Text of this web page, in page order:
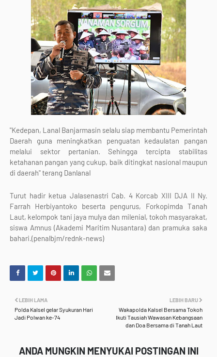
"Kedepan, Lanal Banjarmasin selalu siap membantu Pemerintah
Daerah guna meningkatkan penguatan kedaulatan pangan
melalui sektor pertanian. Sehingga tercipta stabilitas
ketahanan pangan yang cukup, baik ditingkat nasional maupun
di daerah" terang Danlanal
Turut hadir ketua Jalasenastri Cab. 4 Korcab XIII DJA II Ny.
Farrah Herbiyantoko beserta pengurus, Forkopimda Tanah
Laut, kelompok tani jaya mulya dan milenial, tokoh masyarakat,
siswa Amnus (Akademi Maritim Nusantara) dan pramuka saka
bahari.(penalbjm/rednk-news)
LEBIH BARU
Wakapolda Kalsel Bersama Tokoh
Ikuti Tausiah Wawasan Kebangsaan
dan Doa Bersama di Tanah Laut
LEBIH LAMA
Polda Kalsel gelar Syukuran Hari
Jadi Polwan ke-74
ANDA MUNGKIN MENYUKAI POSTINGAN INI